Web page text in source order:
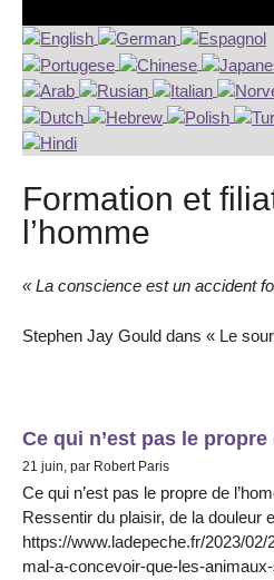
Formation et
l’homme
« La conscience est un accident
Stephen Jay Gould dans « Le
Ce qui n’est pas le
21 juin, par Robert Paris
Ce qui n’est pas le propre de
Ressentir du plaisir, de la douleur
https://www.ladepeche.fr/2023/
mal-a-concevoir-que-les-